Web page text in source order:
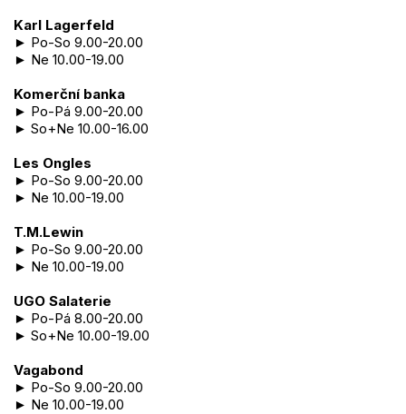
Karl Lagerfeld
► Po-So 9.00-20.00
► Ne 10.00-19.00
Komerční banka
► Po-Pá 9.00-20.00
► So+Ne 10.00-16.00
Les Ongles
► Po-So 9.00-20.00
► Ne 10.00-19.00
T.M.Lewin
► Po-So 9.00-20.00
► Ne 10.00-19.00
UGO Salaterie
► Po-Pá 8.00-20.00
► So+Ne 10.00-19.00
Vagabond
► Po-So 9.00-20.00
► Ne 10.00-19.00